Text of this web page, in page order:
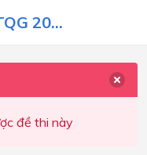
20...
đề thi này